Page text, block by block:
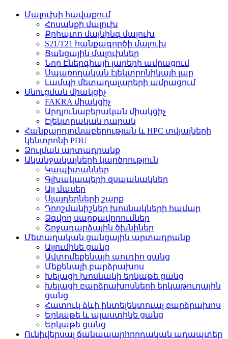
Մալուխի հավաքում
Հոսանքի մալուխ
Քրիպտո մայնինգ մալուխ
S21/T21 հանքագործի մալուխ
Ցանցային մալուխներ
Նոր Էներգիայի լարերի ամրացում
Սպառողական էլեկտրոնիկայի լար
Լամպի մետաղալարերի ամրացում
Սնուցման միակցիչ
FAKRA միակցիչ
Արդյունաբերական միակցիչ
Էլեկտրական դարակ
Հանքարդյունաբերության և HPC տվյալների
կենտրոնի PDU
Ձուլման արտադրանք
Ականջակալների կարծրություն
Կապիտաններ
Գլխակապերի զսպանակներ
Այլ մասեր
Սլայդերների շարք
Դրոշմանիշներ խոսնակների համար
Ձգվող սարքավորումներ
Շրջադարձային ծխնիներ
Մետաղական ցանցային արտադրանք
Ալյումինե ցանց
Ավտոմեքենայի աուդիո ցանց
Մեքենայի բարձրախոս
Խելացի խոսնակի երկաթե ցանց
Խելացի բարձրախոսների երկաթուղային
ցանց
Հատուկ ձևի ինտելեկտուալ բարձրախոս
Երկաթե և պլաստիկե ցանց
Երկաթե ցանց
Ունիվերսալ ճանապարհորդական ադապտեր